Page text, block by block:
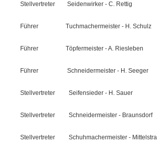
Stellvertreter Seidenwirker - C. Rettig
Führer Tuchmachermeister - H. Schulz
Führer Töpfermeister - A. Riesleben
Führer Schneidermeister - H. Seeger
Stellvertreter Seifensieder - H. Sauer
Stellvertreter Schneidermeister - Braunsdorf
Stellvertreter Schuhmachermeister -